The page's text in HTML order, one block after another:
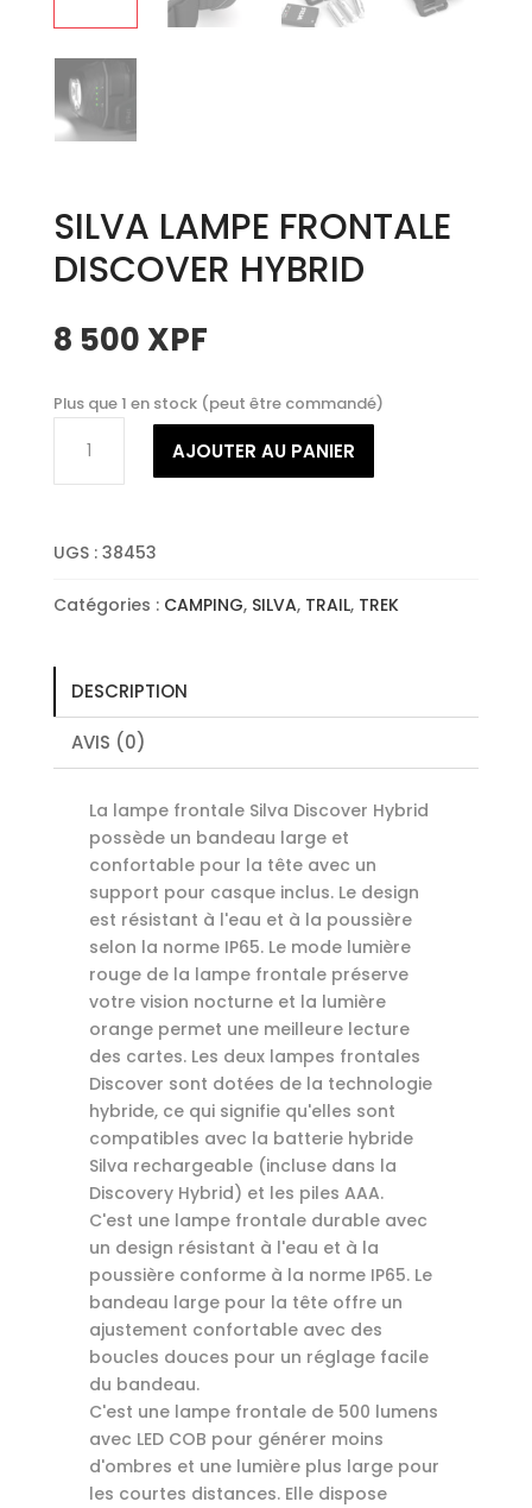
SILVA LAMPE FRONTALE
DISCOVER HYBRID
8 500 XPF
Plus que 1 en stock (peut être commandé)
SILVA
DISCOVER
HYBRID
AJOUTER AU PANIER
UGS : 38453
Catégories : CAMPING, SILVA, TRAIL, TREK
DESCRIPTION
AVIS (0)
La lampe frontale Silva Discover Hybrid
possède un bandeau large et
confortable pour la tête avec un
support pour casque inclus. Le design
est résistant à l'eau et à la poussière
selon la norme IP65. Le mode lumière
rouge de la lampe frontale préserve
votre vision nocturne et la lumière
orange permet une meilleure lecture
des cartes. Les deux lampes frontales
Discover sont dotées de la technologie
hybride, ce qui signifie qu'elles sont
compatibles avec la batterie hybride
Silva rechargeable (incluse dans la
Discovery Hybrid) et les piles AAA.
C'est une lampe frontale durable avec
un design résistant à l'eau et à la
poussière conforme à la norme IP65. Le
bandeau large pour la tête offre un
ajustement confortable avec des
boucles douces pour un réglage facile
du bandeau.
C'est une lampe frontale de 500 lumens
avec LED COB pour générer moins
d'ombres et une lumière plus large pour
les courtes distances. Elle dispose